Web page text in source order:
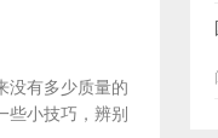
没有多少质量的
些小技巧，辨别